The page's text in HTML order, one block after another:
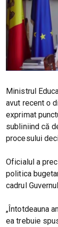
Ministrul
avut recent o
exprimat
subliniind că
procesului
Oficialul a
politica
cadrul
„Întotdeauna
ea trebuie